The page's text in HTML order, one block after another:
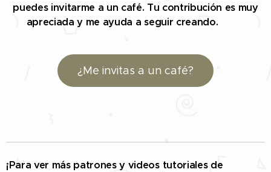
puedes invitarme a un café. Tu contribución es muy
apreciada y me ayuda a seguir creando. 🤗☕
¿Me invitas a un café?
¡Para ver más patrones y videos tutoriales de